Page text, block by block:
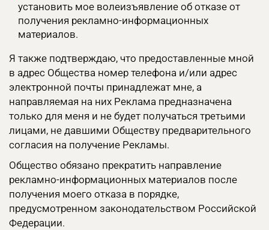
установить мое волеизъявление об отказе от
получения рекламно-информационных
материалов.
Я также подтверждаю, что предоставленные мной
в адрес Общества номер телефона и/или адрес
электронной почты принадлежат мне, а
направляемая на них Реклама предназначена
только для меня и не будет получаться третьими
лицами, не давшими Обществу предварительного
согласия на получение Рекламы.
Общество обязано прекратить направление
рекламно-информационных материалов после
получения моего отказа в порядке,
предусмотренном законодательством Российской
Федерации.